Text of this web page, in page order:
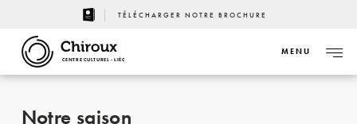
TÉLÉCHARGER NOTRE BROCHURE
CENTRE CULTUREL - LIÈGE
MENU
Notre saison